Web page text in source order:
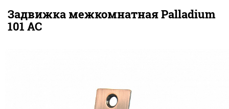
Задвижка межкомнатная Palladium
101 AC